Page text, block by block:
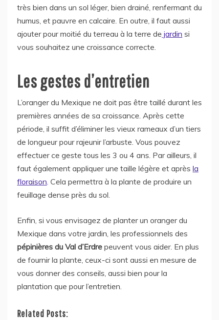
très bien dans un sol léger, bien drainé, renfermant du
humus, et pauvre en calcaire. En outre, il faut aussi
ajouter pour moitié du terreau à la terre de jardin si
vous souhaitez une croissance correcte.
Les gestes d’entretien
L’oranger du Mexique ne doit pas être taillé durant les
premières années de sa croissance. Après cette
période, il suffit d’éliminer les vieux rameaux d’un tiers
de longueur pour rajeunir l’arbuste. Vous pouvez
effectuer ce geste tous les 3 ou 4 ans. Par ailleurs, il
faut également appliquer une taille légère et après la
floraison . Cela permettra à la plante de produire un
feuillage dense près du sol.
Enfin, si vous envisagez de planter un oranger du
Mexique dans votre jardin, les professionnels des
pépinières du Val d’Erdre peuvent vous aider. En plus
de fournir la plante, ceux-ci sont aussi en mesure de
vous donner des conseils, aussi bien pour la
plantation que pour l’entretien.
Related Posts: